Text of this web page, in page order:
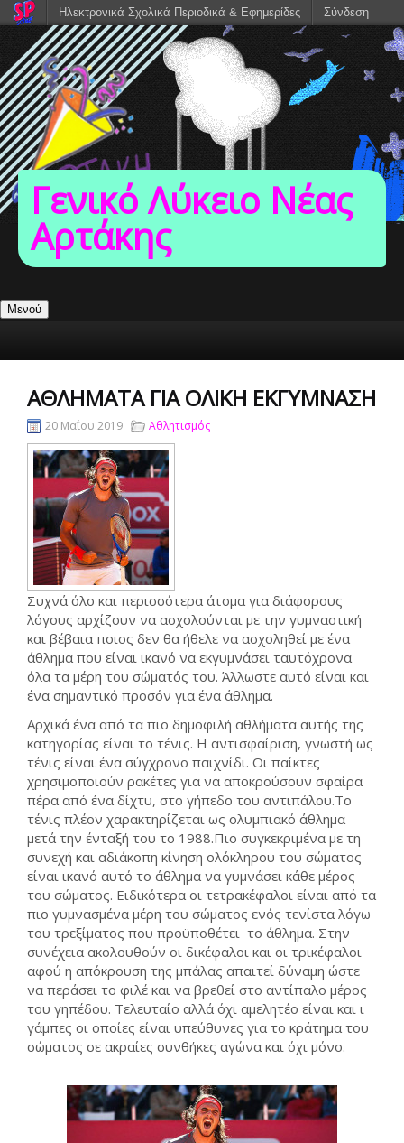
Γενικό Λύκειο Νέας
Αρτάκης
Μενού
ΑΘΛΉΜΑΤΑ ΓΙΑ ΟΛΙΚΉ ΕΚΓΎΜΝΑΣΗ
20 Μαΐου 2019 Αθλητισμός
Συχνά όλο και περισσότερα άτομα για διάφορους
λόγους αρχίζουν να ασχολούνται με την γυμναστική
και βέβαια ποιος δεν θα ήθελε να ασχοληθεί με ένα
άθλημα που είναι ικανό να εκγυμνάσει ταυτόχρονα
όλα τα μέρη του σώματός του. Άλλωστε αυτό είναι και
ένα σημαντικό προσόν για ένα άθλημα.
Αρχικά ένα από τα πιο δημοφιλή αθλήματα αυτής της
κατηγορίας είναι το τένις. Η αντισφαίριση, γνωστή ως
τένις είναι ένα σύγχρονο παιχνίδι. Οι παίκτες
χρησιμοποιούν ρακέτες για να αποκρούσουν σφαίρα
πέρα από ένα δίχτυ, στο γήπεδο του αντιπάλου.Το
τένις πλέον χαρακτηρίζεται ως ολυμπιακό άθλημα
μετά την ένταξή του το 1988.Πιο συγκεκριμένα με τη
συνεχή και αδιάκοπη κίνηση ολόκληρου του σώματος
είναι ικανό αυτό το άθλημα να γυμνάσει κάθε μέρος
του σώματος. Ειδικότερα οι τετρακέφαλοι είναι από τα
πιο γυμνασμένα μέρη του σώματος ενός τενίστα λόγω
του τρεξίματος που προϋποθέτει το άθλημα. Στην
συνέχεια ακολουθούν οι δικέφαλοι και οι τρικέφαλοι
αφού η απόκρουση της μπάλας απαιτεί δύναμη ώστε
να περάσει το φιλέ και να βρεθεί στο αντίπαλο μέρος
του γηπέδου. Τελευταίο αλλά όχι αμελητέο είναι και ι
γάμπες οι οποίες είναι υπεύθυνες για το κράτημα του
σώματος σε ακραίες συνθήκες αγώνα και όχι μόνο.
Ηλεκτρονικά Σχολικά Περιοδικά & Εφημερίδες Σύνδεση